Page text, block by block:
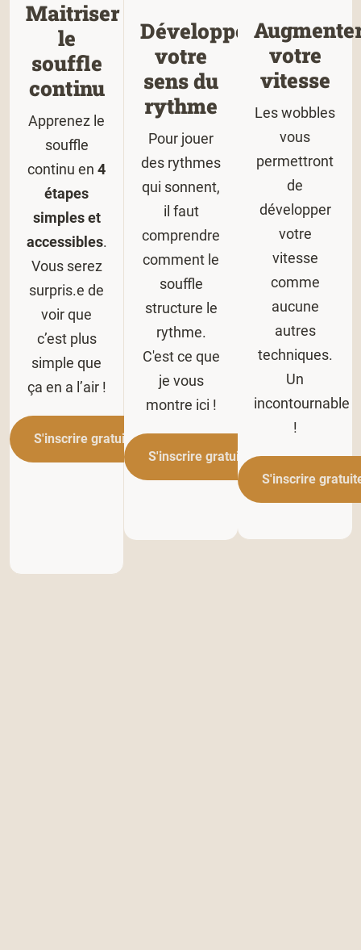
Maitriser
le
souffle
continu
Apprenez le
souffle
continu en4
étapes
simples et
accessibles.
Vous serez
surpris.e de
voir que
c’est plus
simple que
ça en a l’air !
S'inscrire gratuitement
Développer
votre
sens du
rythme
Pour jouer
des rythmes
qui sonnent,
il faut
comprendre
comment le
souffle
structure le
rythme.
C'est ce que
je vous
montre ici !
S'inscrire gratuitement
votre
vitesse
Les wobbles
vous
permettront
de
développer
votre
vitesse
comme
aucune
autres
techniques.
Un
incontournable
!
S'inscrire